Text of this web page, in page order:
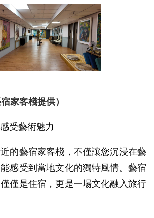
家客棧提供）
受藝術魅力
的藝宿家客棧，不僅讓您沉浸在藝
感受到當地文化的獨特風情。藝宿
僅是住宿，更是一場文化融入旅行